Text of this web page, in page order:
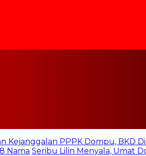
Kejanggalan PPPK Dompu, BKD
Nama Seribu Lilin Menyala, Umat